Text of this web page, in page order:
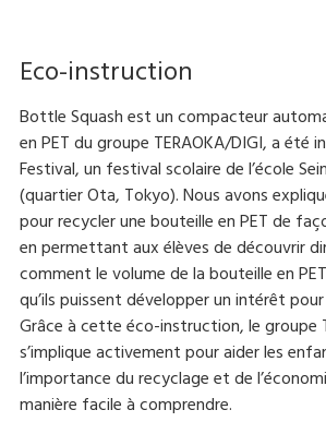
Eco-instruction
Bottle Squash est un compacteur
en PET du groupe TERAOKA/DIGI, a été
Festival, un festival scolaire de l’école
(quartier Ota, Tokyo). Nous avons
pour recycler une bouteille en PET de
en permettant aux élèves de découvrir
comment le volume de la bouteille en
qu’ils puissent développer un intérêt
Grâce à cette éco-instruction, le groupe
s’implique activement pour aider les
l’importance du recyclage et de
manière facile à comprendre.